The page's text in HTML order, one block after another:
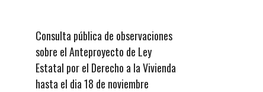
Consulta pública de observaciones
sobre el Anteproyecto de Ley
Estatal por el Derecho a la Vivienda
hasta el dia 18 de noviembre